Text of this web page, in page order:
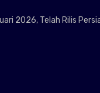
2026, Telah Rilis